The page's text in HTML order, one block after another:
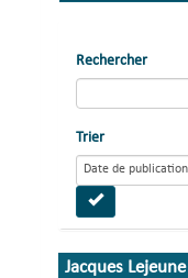
Rechercher
Trier
Jacques Lejeune